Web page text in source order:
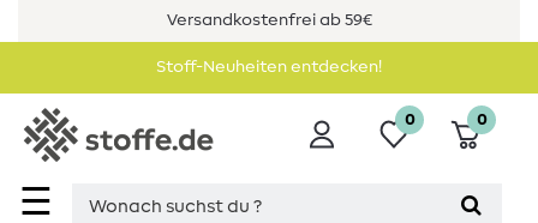
Versandkostenfrei ab 59€
Stoff-Neuheiten entdecken!
☰
0 0